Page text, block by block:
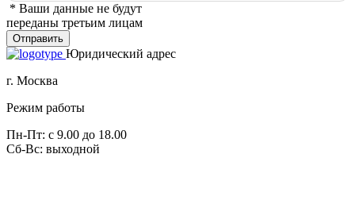
* Ваши данные не будут
переданы третьим лицам
Отправить
Юридический адрес
г. Москва
Режим работы
Пн-Пт: с 9.00 до 18.00
Сб-Вс: выходной